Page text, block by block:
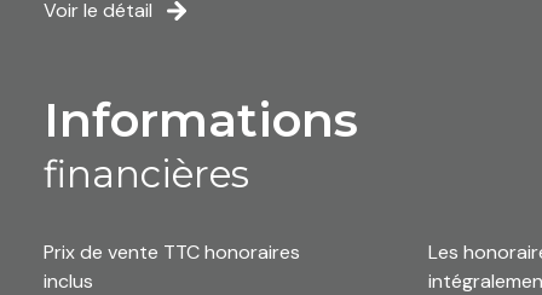
Voir le détail
informations
financières
Prix de vente TTC honoraires
inclus
Les